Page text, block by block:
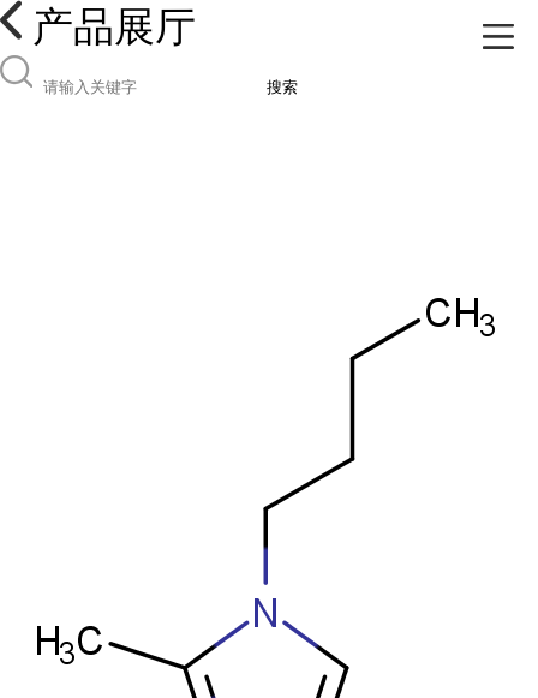
产品展厅
搜索